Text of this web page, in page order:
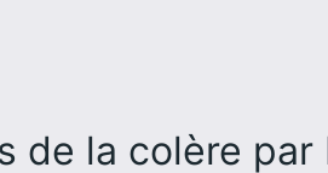
de la colère par